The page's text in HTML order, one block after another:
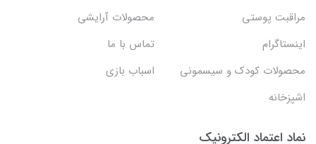
مراقبت پوستی
محصولات آرایشی
اینستاگرام
تماس با ما
محصولات کودک و سیسمونی
اسباب بازی
اشپزخانه
نماد اعتماد الکترونیک